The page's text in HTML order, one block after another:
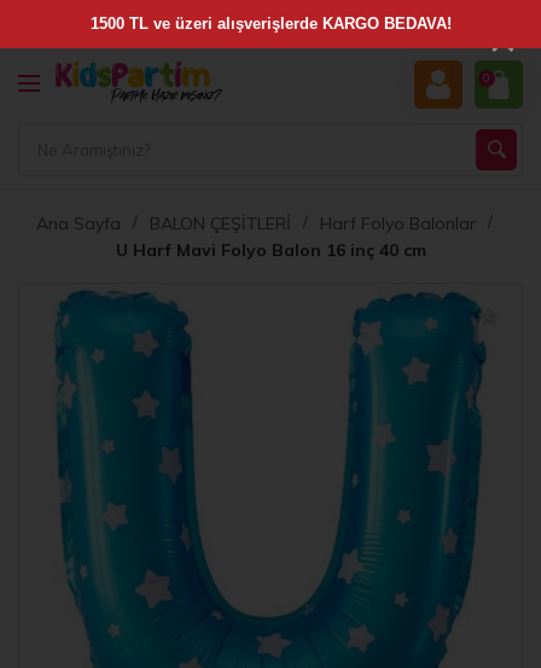
0
Ana Sayfa BALON ÇEŞİTLERİ
Harf Folyo Balonlar
U Harf Mavi Folyo Balon 16 inç 40 cm
×